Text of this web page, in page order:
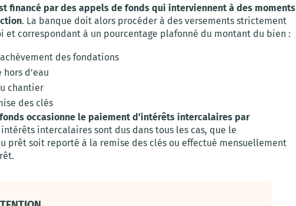
financé par des appels de fonds qui interviennent à des moments
. La banque doit alors procéder à des versements strictement
et correspondant à un pourcentage plafonné du montant du bien :
des fondations
hors d’eau
chantier
des clés
occasionne le paiement d’intérêts intercalaires par
intérêts intercalaires sont dus dans tous les cas, que le
prêt soit reporté à la remise des clés ou effectué mensuellement